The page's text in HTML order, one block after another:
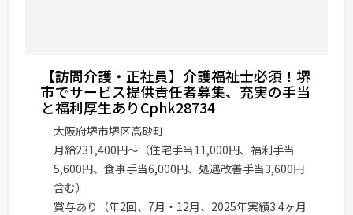
【訪問介護・正社員】介護福祉士必須！堺
市でサービス提供責任者募集、充実の手当
と福利厚生ありCphk28734
大阪府堺市堺区高砂町
月給231,400円～（住宅手当11,000円、福利手当
5,600円、食事手当6,000円、処遇改善手当3,600円
含む）
賞与あり（年2回、7月・12月、2025年実績3.4ヶ月